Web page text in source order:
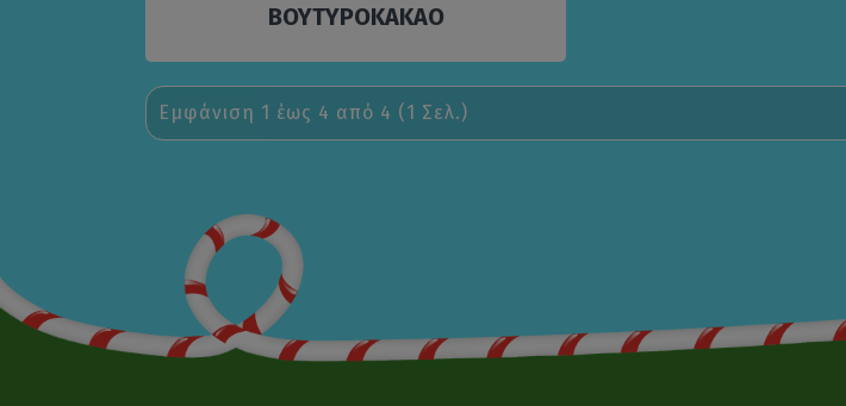
ΒΟΥΤΥΡΟΚΑΚΑΟ
Εμφάνιση 1 έως 4 από 4 (1 Σελ.)